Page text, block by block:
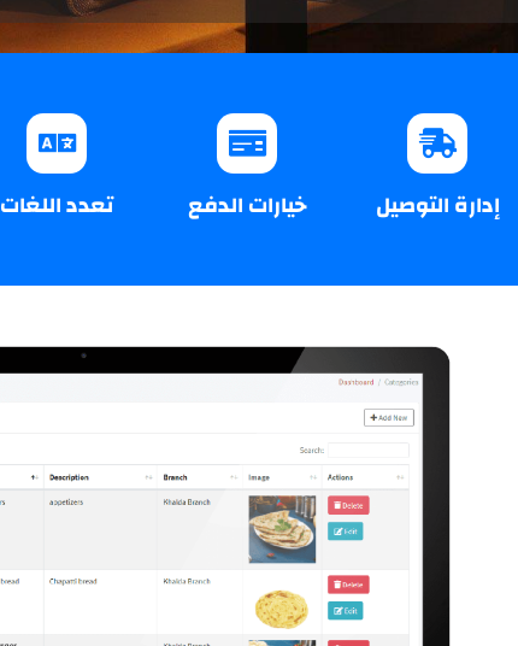
إدارة التوصيل خيارات الدفع تعدد اللغات